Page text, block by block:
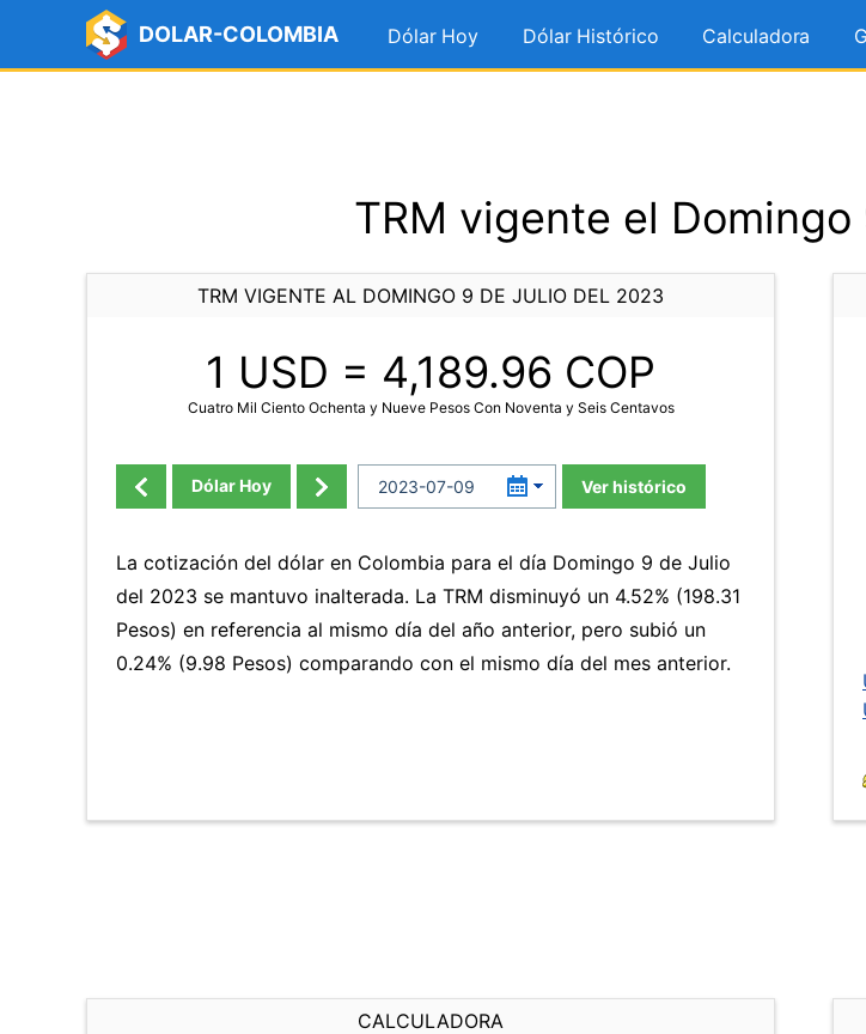
DOLAR-COLOMBIA Dólar Hoy Dólar Histórico Calculadora
TRM vigente el
TRM VIGENTE AL DOMINGO 9 DE JULIO DEL 2023
1 USD = 4,189.96 COP
Cuatro Mil Ciento Ochenta y Nueve Pesos Con Noventa y Seis Centavos
Dólar Hoy Ver histórico
La cotización del dólar en Colombia para el día Domingo 9 de Julio
del 2023 se mantuvo inalterada. La TRM disminuyó un 4.52% (198.31
Pesos) en referencia al mismo día del año anterior, pero subió un
0.24% (9.98 Pesos) comparando con el mismo día del mes anterior.
CALCULADORA